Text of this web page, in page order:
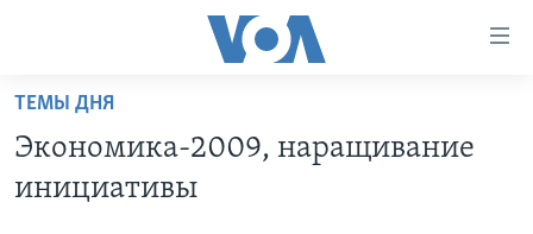
Перейти
основной
контент
ТЕМЫ ДНЯ
Экономика-2009, наращивание
инициативы